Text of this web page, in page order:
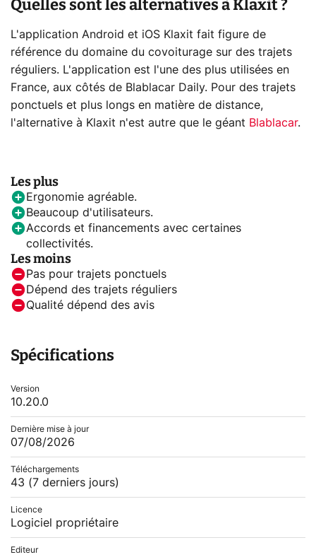
Quelles sont les alternatives à Klaxit ?
L'application Android et iOS Klaxit fait figure de
référence du domaine du covoiturage sur des trajets
réguliers. L'application est l'une des plus utilisées en
France, aux côtés de Blablacar Daily. Pour des trajets
ponctuels et plus longs en matière de distance,
l'alternative à Klaxit n'est autre que le géant Blablacar.
Les plus
Ergonomie agréable.
Beaucoup d'utilisateurs.
Accords et financements avec certaines
collectivités.
Les moins
Pas pour trajets ponctuels
Dépend des trajets réguliers
Qualité dépend des avis
Spécifications
Version
10.20.0
Dernière mise à jour
07/08/2026
Téléchargements
43 (7 derniers jours)
Licence
Logiciel propriétaire
Editeur